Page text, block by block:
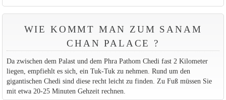
WIE KOMMT MAN ZUM SANAM
CHAN PALACE ?
Da zwischen dem Palast und dem Phra Pathom Chedi fast 2 Kilometer
liegen, empfiehlt es sich, ein Tuk-Tuk zu nehmen. Rund um den
gigantischen Chedi sind diese recht leicht zu finden. Zu Fuß müssen Sie
mit etwa 20-25 Minuten Gehzeit rechnen.